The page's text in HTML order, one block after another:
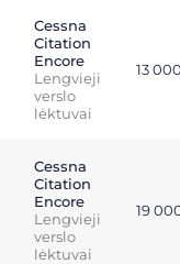
Cessna
Citation
Encore
Lengvieji
verslo
lėktuvai
13
Cessna
Citation
Encore
Lengvieji
verslo
lėktuvai
19